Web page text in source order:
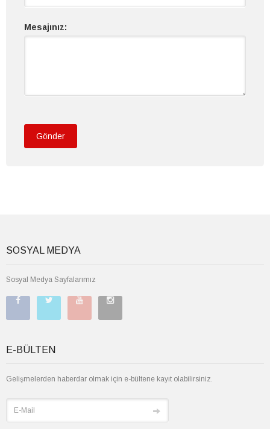
Mesajınız:
Gönder
SOSYAL MEDYA
Sosyal Medya Sayfalarımız
E-BÜLTEN
Gelişmelerden haberdar olmak için e-bültene kayıt olabilirsiniz.